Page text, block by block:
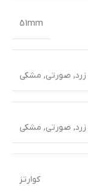
51mm
زرد, صورتی, مشکی
زرد, صورتی, مشکی
کوارتز